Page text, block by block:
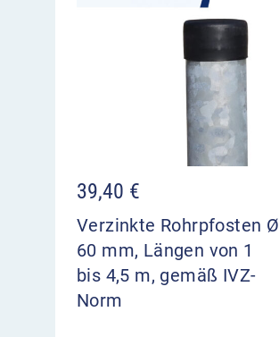
39,40 €
Verzinkte Rohrpfosten Ø
60 mm, Längen von 1
bis 4,5 m, gemäß IVZ-
Norm